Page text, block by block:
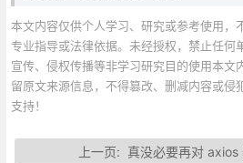
本文内容仅供个人学习、研究或参考使用，
专业指导或法律依据。未经授权，禁止任何
宣传、侵权传播等非学习研究目的使用本文
留原文来源信息，不得篡改、删减内容或侵
支持！
上一页: 真没必要再对 axios